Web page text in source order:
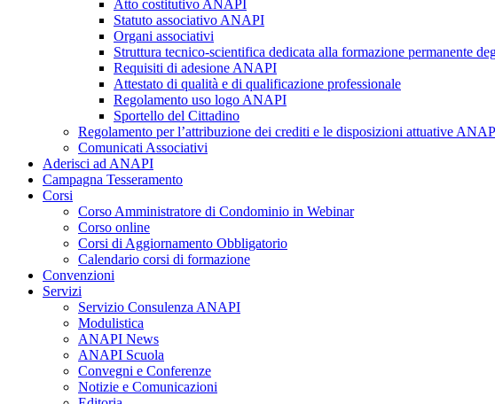
Atto costitutivo ANAPI
Statuto associativo ANAPI
Organi associativi
Struttura tecnico-scientifica dedicata alla formazione permanente
Requisiti di adesione ANAPI
Attestato di qualità e di qualificazione professionale
Regolamento uso logo ANAPI
Sportello del Cittadino
Regolamento per l’attribuzione dei crediti e le disposizioni attuative
Comunicati Associativi
Aderisci ad ANAPI
Campagna Tesseramento
Corsi
Corso Amministratore di Condominio in Webinar
Corso online
Corsi di Aggiornamento Obbligatorio
Calendario corsi di formazione
Convenzioni
Servizi
Servizio Consulenza ANAPI
Modulistica
ANAPI News
ANAPI Scuola
Convegni e Conferenze
Notizie e Comunicazioni